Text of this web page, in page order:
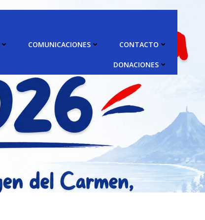
COMUNICACIONES CONTACTO
DONACIONES